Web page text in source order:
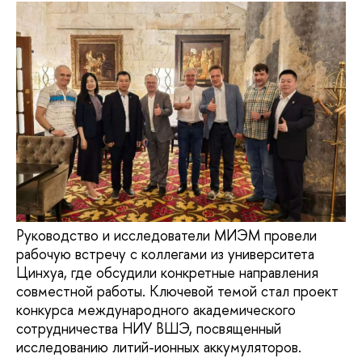
Руководство и исследователи МИЭМ провели
рабочую встречу с коллегами из университета
Цинхуа, где обсудили конкретные направления
совместной работы. Ключевой темой стал проект
конкурса международного академического
сотрудничества НИУ ВШЭ, посвященный
исследованию литий-ионных аккумуляторов.